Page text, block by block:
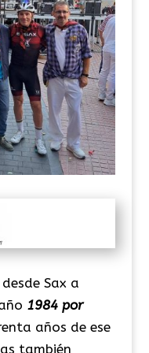
Sax a
1984 por
años de ese
también